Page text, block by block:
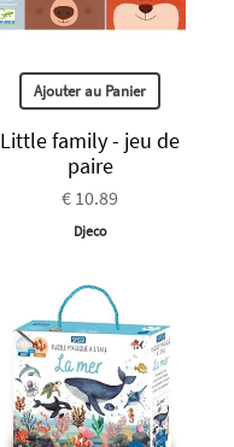
Ajouter au Panier
Little family - jeu de
paire
€ 10.89
Djeco